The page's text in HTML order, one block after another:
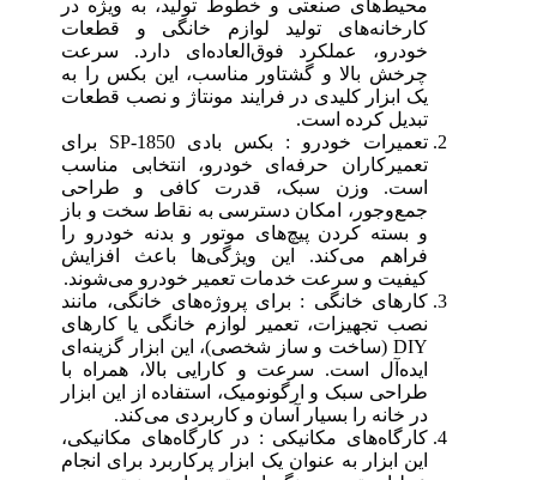
محیط‌های صنعتی و خطوط تولید، به ویژه در
کارخانه‌های تولید لوازم خانگی و قطعات
خودرو، عملکرد فوق‌العاده‌ای دارد. سرعت
چرخش بالا و گشتاور مناسب، این بکس را به
یک ابزار کلیدی در فرایند مونتاژ و نصب قطعات
تبدیل کرده است.
تعمیرات خودرو : بکس بادی SP-1850 برای
تعمیرکاران حرفه‌ای خودرو، انتخابی مناسب
است. وزن سبک، قدرت کافی و طراحی
جمع‌وجور، امکان دسترسی به نقاط سخت و باز
و بسته کردن پیچ‌های موتور و بدنه خودرو را
فراهم می‌کند. این ویژگی‌ها باعث افزایش
کیفیت و سرعت خدمات تعمیر خودرو می‌شوند.
کارهای خانگی : برای پروژه‌های خانگی، مانند
نصب تجهیزات، تعمیر لوازم خانگی یا کارهای
DIY (ساخت و ساز شخصی)، این ابزار گزینه‌ای
ایده‌آل است. سرعت و کارایی بالا، همراه با
طراحی سبک و ارگونومیک، استفاده از این ابزار
در خانه را بسیار آسان و کاربردی می‌کند.
کارگاه‌های مکانیکی : در کارگاه‌های مکانیکی،
این ابزار به عنوان یک ابزار پرکاربرد برای انجام